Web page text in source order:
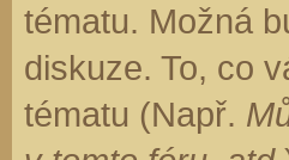
tématu. Možná
diskuze. To, co
tématu (Např.